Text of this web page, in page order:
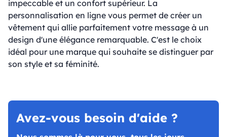
impeccable et un confort supérieur. La
personnalisation en ligne vous permet de créer un
vêtement qui allie parfaitement votre message à un
design d'une élégance remarquable. C'est le choix
idéal pour une marque qui souhaite se distinguer par
son style et sa féminité.
Avez-vous besoin d'aide ?